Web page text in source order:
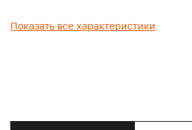
Показать все характеристики